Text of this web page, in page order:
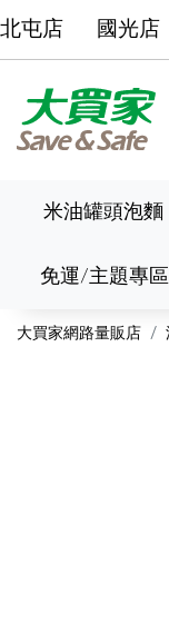
北屯店 國光店
米油罐頭泡麵
免運/主題專區
大買家網路量販店